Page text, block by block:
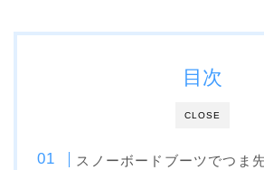
ROXY
CLOSE
目次
スノーボードブーツでつま